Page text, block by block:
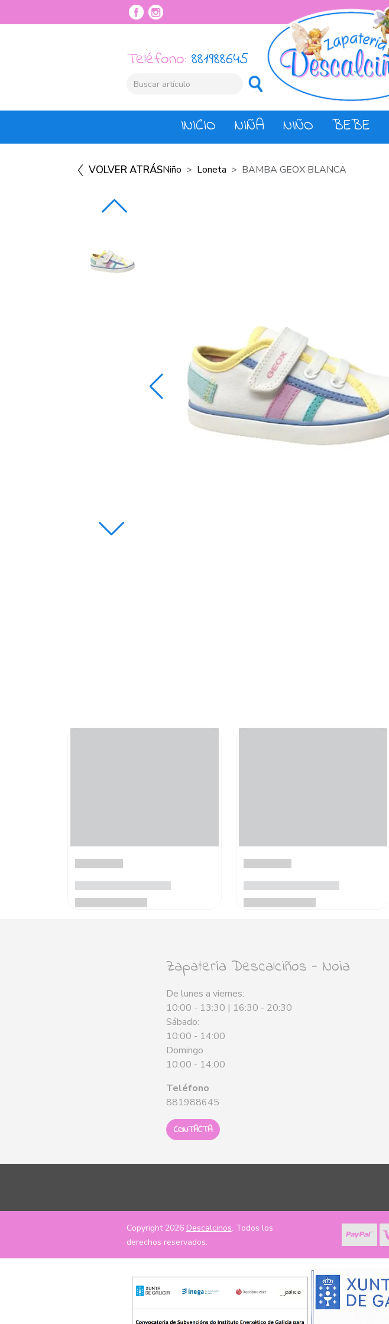
Teléfono: 881988645
INICIO NIÑA NIÑO BEBE
VOLVER ATRÁSNiño Loneta BAMBA GEOX BLANCA
Zapatería Descalciños - Noia
De lunes a viernes:
10:00 - 13:30 | 16:30 - 20:30
Sábado:
10:00 - 14:00
Domingo
10:00 - 14:00
Teléfono
881988645
CONTACTA
Copyright 2026 Descalcinos. Todos los
derechos reservados.